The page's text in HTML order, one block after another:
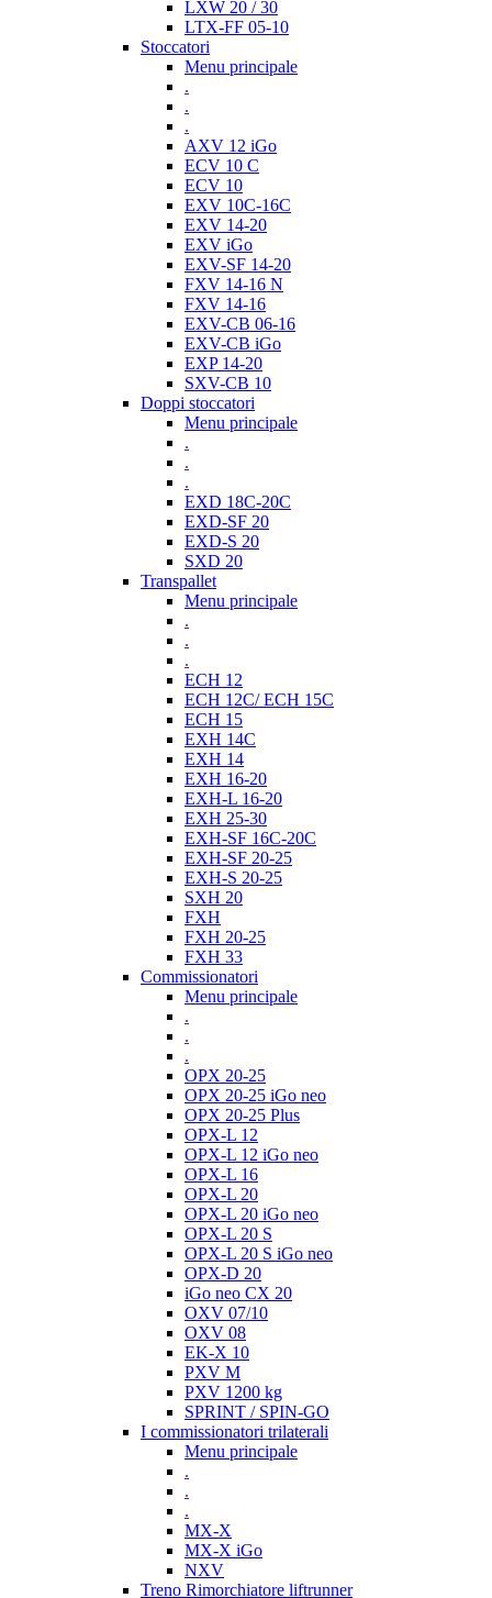
LXW 20 / 30
LTX-FF 05-10
Stoccatori
Menu principale
.
.
.
AXV 12 iGo
ECV 10 C
ECV 10
EXV 10C-16C
EXV 14-20
EXV iGo
EXV-SF 14-20
FXV 14-16 N
FXV 14-16
EXV-CB 06-16
EXV-CB iGo
EXP 14-20
SXV-CB 10
Doppi stoccatori
Menu principale
.
.
.
EXD 18C-20C
EXD-SF 20
EXD-S 20
SXD 20
Transpallet
Menu principale
.
.
.
ECH 12
ECH 12C/ ECH 15C
ECH 15
EXH 14C
EXH 14
EXH 16-20
EXH-L 16-20
EXH 25-30
EXH-SF 16C-20C
EXH-SF 20-25
EXH-S 20-25
SXH 20
FXH
FXH 20-25
FXH 33
Commissionatori
Menu principale
.
.
.
OPX 20-25
OPX 20-25 iGo neo
OPX 20-25 Plus
OPX-L 12
OPX-L 12 iGo neo
OPX-L 16
OPX-L 20
OPX-L 20 iGo neo
OPX-L 20 S
OPX-L 20 S iGo neo
OPX-D 20
iGo neo CX 20
OXV 07/10
OXV 08
EK-X 10
PXV M
PXV 1200 kg
SPRINT / SPIN-GO
I commissionatori trilaterali
Menu principale
.
.
.
MX-X
MX-X iGo
NXV
Treno Rimorchiatore liftrunner